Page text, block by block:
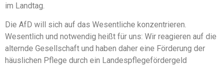
im Landtag.
Die AfD will sich auf das Wesentliche konzentrieren.
Wesentlich und notwendig heißt für uns: Wir reagieren auf die
alternde Gesellschaft und haben daher eine Förderung der
häuslichen Pflege durch ein Landespflegefördergeld